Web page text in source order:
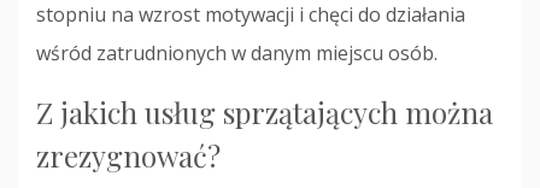
stopniu na wzrost motywacji i chęci do działania
wśród zatrudnionych w danym miejscu osób.
Z jakich usług sprzątających można
zrezygnować?